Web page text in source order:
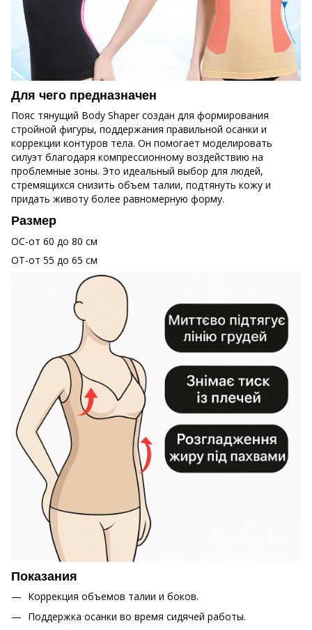
Для чего предназначен
Пояс тянущий Body Shaper создан для формирования
стройной фигуры, поддержания правильной осанки и
коррекции контуров тела. Он помогает моделировать
силуэт благодаря компрессионному воздействию на
проблемные зоны. Это идеальный выбор для людей,
стремящихся снизить объем талии, подтянуть кожу и
придать животу более равномерную форму.
Размер
ОС-от 60 до 80 см
ОТ-от 55 до 65 см
Показания
Коррекция объемов талии и боков.
Поддержка осанки во время сидячей работы.